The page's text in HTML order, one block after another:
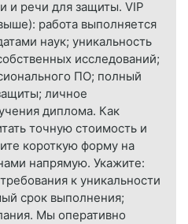
и речи для защиты. VIP
работа выполняется
наук; уникальность
исследований;
ПО; полный
личное
диплома. Как
точную стоимость и
короткую форму на
напрямую. Укажите:
к уникальности
срок выполнения;
Мы оперативно